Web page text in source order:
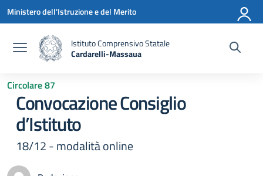
Vai ai contenuti
Vai al menu di navigazione
Vai al footer
Ministero dell'Istruzione e del Merito
Istituto Comprensivo Statale
Cardarelli-Massaua
Circolare 87
Convocazione Consiglio
d’Istituto
18/12 - modalità online